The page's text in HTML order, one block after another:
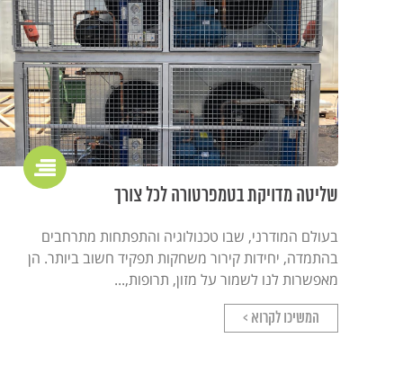
שליטה מדויקת בטמפרטורה לכל צורך
בעולם המודרני, שבו טכנולוגיה והתפתחות מתרחבים
בהתמדה, יחידות קירור משחקות תפקיד חשוב ביותר. הן
מאפשרות לנו לשמור על מזון, תרופות,...
המשיכו לקרוא >